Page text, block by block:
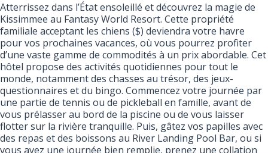
Atterrissez dans l’État ensoleillé et découvrez la magie de
Kissimmee au Fantasy World Resort. Cette propriété
familiale acceptant les chiens ($) deviendra votre havre
pour vos prochaines vacances, où vous pourrez profiter
d’une vaste gamme de commodités à un prix abordable. Cet
hôtel propose des activités quotidiennes pour tout le
monde, notamment des chasses au trésor, des jeux-
questionnaires et du bingo. Commencez votre journée par
une partie de tennis ou de pickleball en famille, avant de
vous prélasser au bord de la piscine ou de vous laisser
flotter sur la rivière tranquille. Puis, gâtez vos papilles avec
des repas et des boissons au River Landing Pool Bar, ou si
vous avez une journée bien remplie, prenez une collation